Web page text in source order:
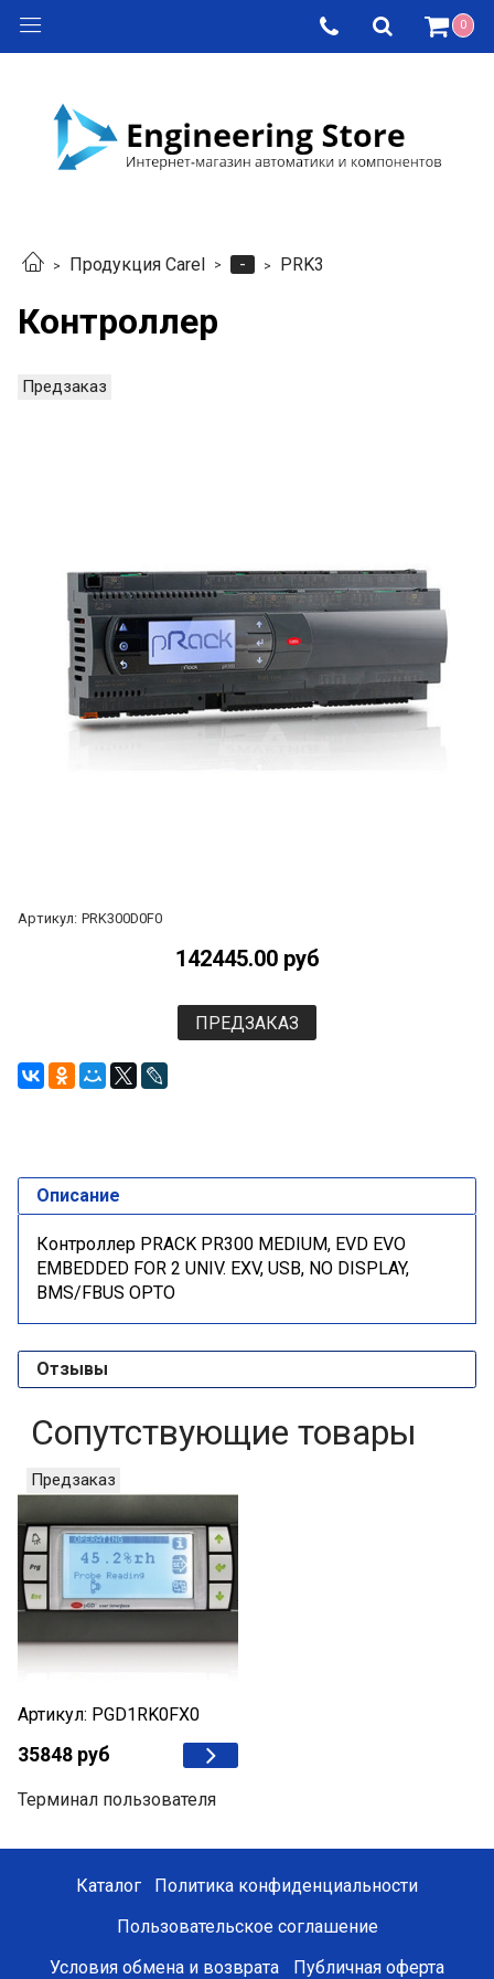
0
Продукция Carel - PRK3
Контроллер
Предзаказ
Артикул: PRK300D0F0
142445.00 руб
ПРЕДЗАКАЗ
Описание
Контроллер PRACK PR300 MEDIUM, EVD EVO
EMBEDDED FOR 2 UNIV. EXV, USB, NO DISPLAY,
BMS/FBUS OPTO
Отзывы
Сопутствующие товары
Предзаказ
Артикул: PGD1RK0FX0
35848 руб
Терминал пользователя
Каталог
Политика конфиденциальности
Пользовательское соглашение
Условия обмена и возврата
Публичная оферта